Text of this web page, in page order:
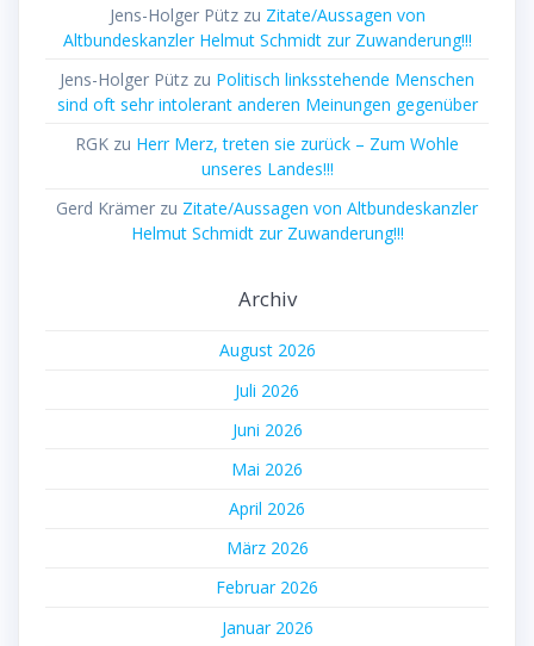
Jens-Holger Pützzu Zitate/Aussagen von
Altbundeskanzler Helmut Schmidt zur Zuwanderung!!!
Jens-Holger Pütz zu Politisch linksstehende Menschen
sind oft sehr intolerant anderen Meinungen gegenüber
RGK zu Herr Merz, treten sie zurück – Zum Wohle
unseres Landes!!!
Gerd Krämer zu Zitate/Aussagen von Altbundeskanzler
Helmut Schmidt zur Zuwanderung!!!
Archiv
August 2026
Juli 2026
Juni 2026
Mai 2026
April 2026
März 2026
Februar 2026
Januar 2026